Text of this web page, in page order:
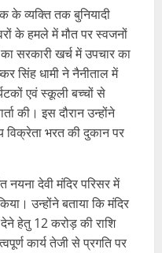
के व्यक्ति तक बुनियादी
के हमले में मौत पर स्वजनों
सरकारी खर्च में उपचार का
सिंह धामी ने नैनीताल में
एवं स्कूली बच्चों से
की। इस दौरान उन्होंने
विक्रेता भरत की दुकान पर
देवी मंदिर परिसर में
उन्होंने बताया कि मंदिर
हेतु 12 करोड़ की राशि
कार्य तेजी से प्रगति पर